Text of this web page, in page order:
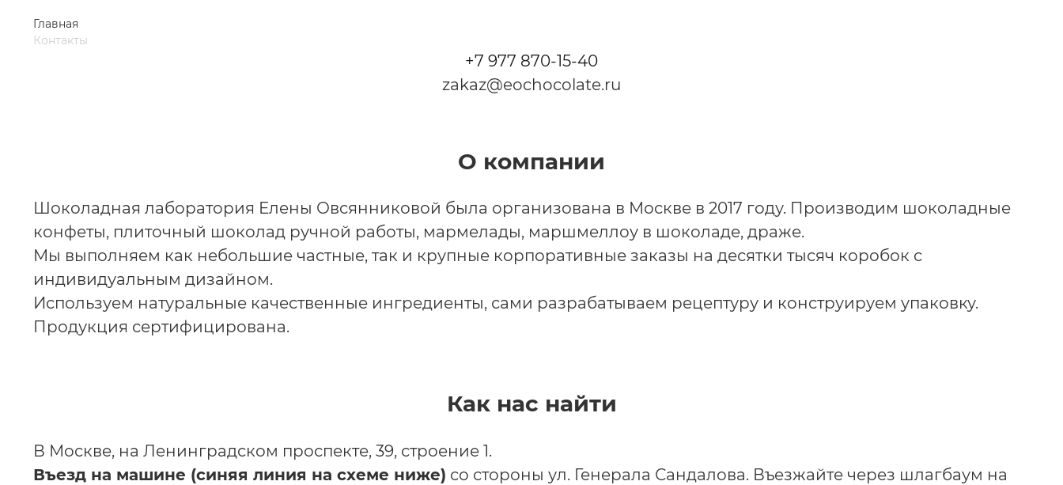
Главная
Контакты
+7 977 870-15-40
zakaz@eochocolate.ru
О компании
Шоколадная лаборатория Елены Овсянниковой была организована в Москве в 2017 году. Производим шоколадные
конфеты, плиточный шоколад ручной работы, мармелады, маршмеллоу в шоколаде, драже.
Мы выполняем как небольшие частные, так и крупные корпоративные заказы на десятки тысяч коробок с
индивидуальным дизайном.
Используем натуральные качественные ингредиенты, сами разрабатываем рецептуру и конструируем упаковку.
Продукция сертифицирована.
Как нас найти
В Москве, на Ленинградском проспекте, 39, строение 1.
Въезд на машине (синяя линия на схеме ниже) со стороны ул. Генерала Сандалова. Въезжайте через шлагбаум на